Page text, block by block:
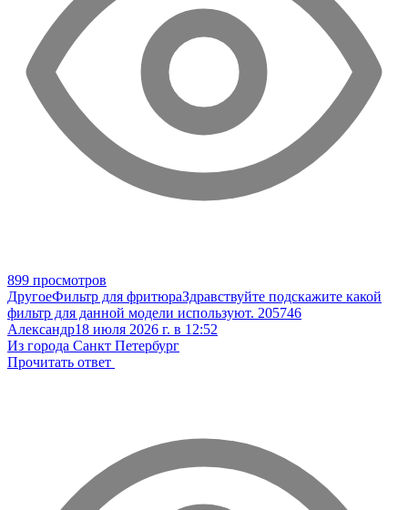
899 просмотров
ДругоеФильтр для фритюраЗдравствуйте подскажите какой
фильтр для данной модели используют. 205746
Александр18 июля 2026 г. в 12:52
Из города Санкт Петербург
Прочитать ответ